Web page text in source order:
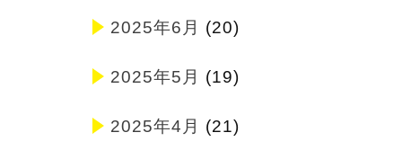
2025年6月 (20)
2025年5月 (19)
2025年4月 (21)